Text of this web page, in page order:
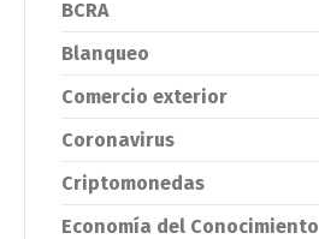
BCRA
Blanqueo
Comercio exterior
Coronavirus
Criptomonedas
Economía del Conocimiento